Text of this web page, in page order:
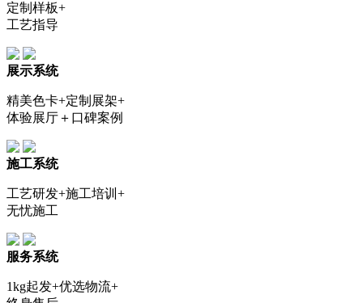
定制样板+
工艺指导
展示系统
精美色卡+定制展架+
体验展厅＋口碑案例
施工系统
工艺研发+施工培训+
无忧施工
服务系统
1kg起发+优选物流+